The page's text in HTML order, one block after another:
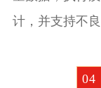
计，并支持不
04